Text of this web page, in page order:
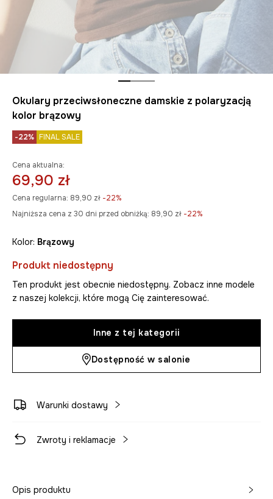
Okulary przeciwsłoneczne damskie z polaryzacją
kolor brązowy
-22% FINAL SALE
Cena aktualna:
69,90 zł
Cena regularna: 89,90 zł -22%
Najniższa cena z 30 dni przed obniżką: 89,90 zł -22%
Kolor: brązowy
Produkt niedostępny
Ten produkt jest obecnie niedostępny. Zobacz inne modele
z naszej kolekcji, które mogą Cię zainteresować.
Inne z tej kategorii
Dostępność w salonie
Warunki dostawy
Zwroty i reklamacje
Opis produktu